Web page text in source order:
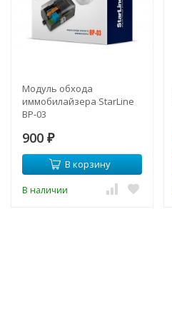
Модуль обхода
иммобилайзера StarLine
BP-03
900 ₽
В корзину
В наличии